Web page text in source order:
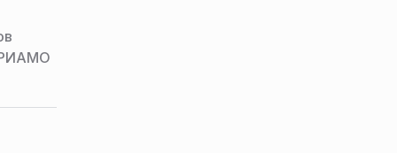
РИАМО